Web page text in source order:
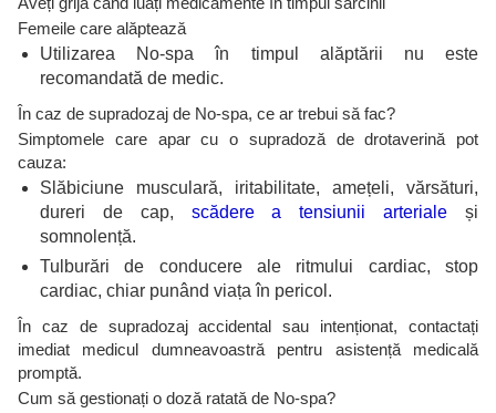
Femeile care alăptează
Utilizarea No-spa în timpul alăptării nu este
recomandată de medic.
În caz de supradozaj de No-spa, ce ar trebui să fac?
Simptomele care apar cu o supradoză de drotaverină pot
cauza:
Slăbiciune musculară, iritabilitate, amețeli, vărsături,
dureri de cap, scădere a tensiunii arteriale și
somnolență.
Tulburări de conducere ale ritmului cardiac, stop
cardiac, chiar punând viața în pericol.
În caz de supradozaj accidental sau intenționat, contactați
imediat medicul dumneavoastră pentru asistență medicală
promptă.
Cum să gestionați o doză ratată de No-spa?